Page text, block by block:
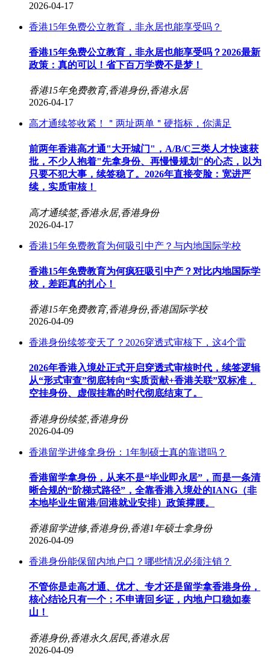
2026-04-17
香港15年免费公立教育，非永居也能享受吗？
香港15年免费公立教育，非永居也能享受吗？2026最新
政策：真的可以！省下百万学费不是梦！
香港15年免费教育,香港身份,香港永居
2026-04-17
高才通续签收紧！＂两址两单＂硬指标，你满足
前两年香港高才通"大开城门"，A/B/C三类人才快速获
批，不少人抱着"先拿身份、再慢慢规划"的心态，以为
只要不犯大事，续签稳了。2026年直接变脸：宽进严
续，实质审核！
高才通续签,香港永居,香港身份
2026-04-17
香港15年免费教育为何吸引中产？与内地国际学校
香港15年免费教育为何疯狂吸引中产？对比内地国际学
校，差距真的扎心！
香港15年免费教育,香港身份,香港国际学校
2026-04-09
香港身份续签变天了？2026穿透式审核下，这4个雷
2026年香港入境处正式开启穿透式审核时代，续签逻辑
从“形式审查”彻底转向“实质贡献+香港关联”双标准，
空挂身份、虚假挂靠的时代彻底结束了。
香港身份续签,香港身份
2026-04-09
香港留学进修拿身份：1年制硕士真的靠谱吗？
香港留学拿身份，从来不是“毕业即永居”，而是一条清
晰合规的“阶梯式路径”，全靠香港入境处的IANG（非
本地毕业生留港/回港就业安排）政策撑腰。
香港留学进修,香港身份,香港1年硕士拿身份
2026-04-09
香港身份能保留内地户口？哪些情况必须注销？
不管你是走高才通、优才、专才还是留学拿香港身份，
核心结论只有一个：不申请回乡证，内地户口稳如泰
山！
香港身份,香港永久居民,香港永居
2026-04-09